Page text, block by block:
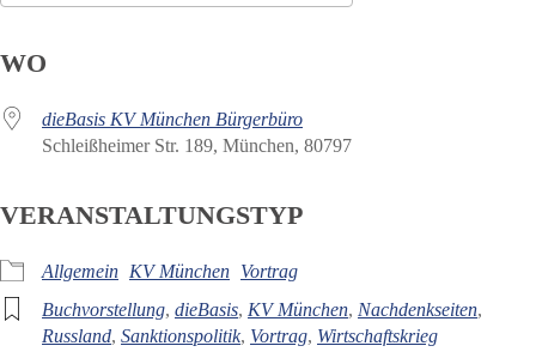
WO
dieBasis KV München Bürgerbüro
Schleißheimer Str. 189, München, 80797
VERANSTALTUNGSTYP
Allgemein KV München Vortrag
Buchvorstellung, dieBasis, KV München, Nachdenkseiten,
Russland, Sanktionspolitik, Vortrag, Wirtschaftskrieg